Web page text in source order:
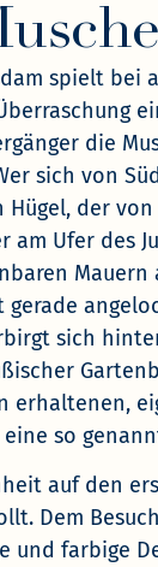
spielt bei
die
sich von
der
am Ufer des
Mauern
sich
erhaltenen,
so
auf den
Dem
und farbige